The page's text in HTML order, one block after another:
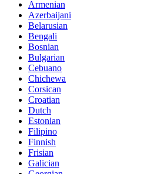
Armenian
Azerbaijani
Belarusian
Bengali
Bosnian
Bulgarian
Cebuano
Chichewa
Corsican
Croatian
Dutch
Estonian
Filipino
Finnish
Frisian
Galician